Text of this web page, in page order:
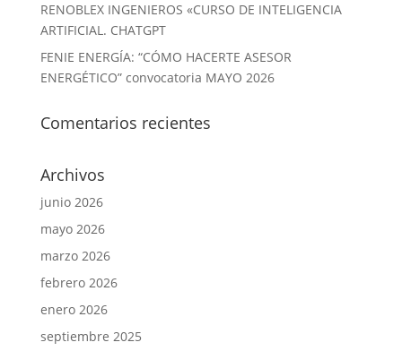
RENOBLEX INGENIEROS «CURSO DE INTELIGENCIA
ARTIFICIAL. CHATGPT
FENIE ENERGÍA: “CÓMO HACERTE ASESOR
ENERGÉTICO” convocatoria MAYO 2026
Comentarios recientes
Archivos
junio 2026
mayo 2026
marzo 2026
febrero 2026
enero 2026
septiembre 2025